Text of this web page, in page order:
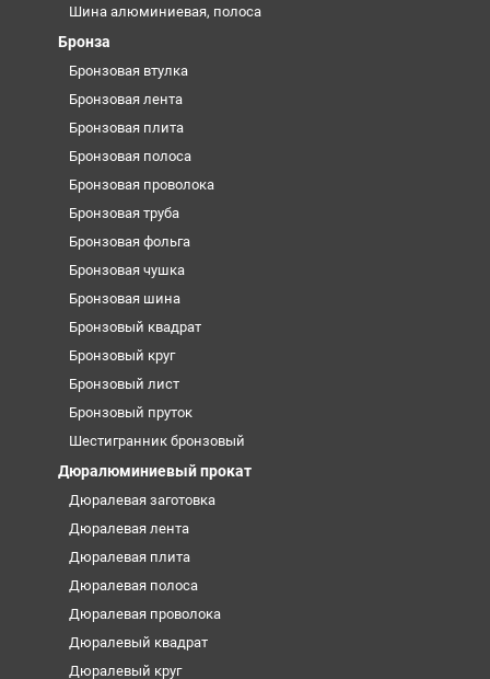
Шина алюминиевая, полоса
Бронза
Бронзовая втулка
Бронзовая лента
Бронзовая плита
Бронзовая полоса
Бронзовая проволока
Бронзовая труба
Бронзовая фольга
Бронзовая чушка
Бронзовая шина
Бронзовый квадрат
Бронзовый круг
Бронзовый лист
Бронзовый пруток
Шестигранник бронзовый
Дюралюминиевый прокат
Дюралевая заготовка
Дюралевая лента
Дюралевая плита
Дюралевая полоса
Дюралевая проволока
Дюралевый квадрат
Дюралевый круг